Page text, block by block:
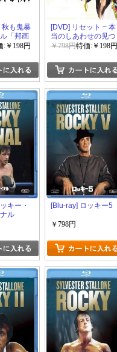
秋も鬼暴
「邦画
:￥198円
[DVD] リセット ~ 本
当のしあわせの见つ
け方~「邦画DVD」
￥798円特価:￥198円
キー・
ル
[Blu-ray] ロッキー5
￥798円